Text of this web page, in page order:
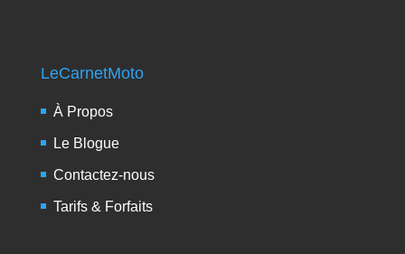
LeCarnetMoto
À Propos
Le Blogue
Contactez-nous
Tarifs & Forfaits